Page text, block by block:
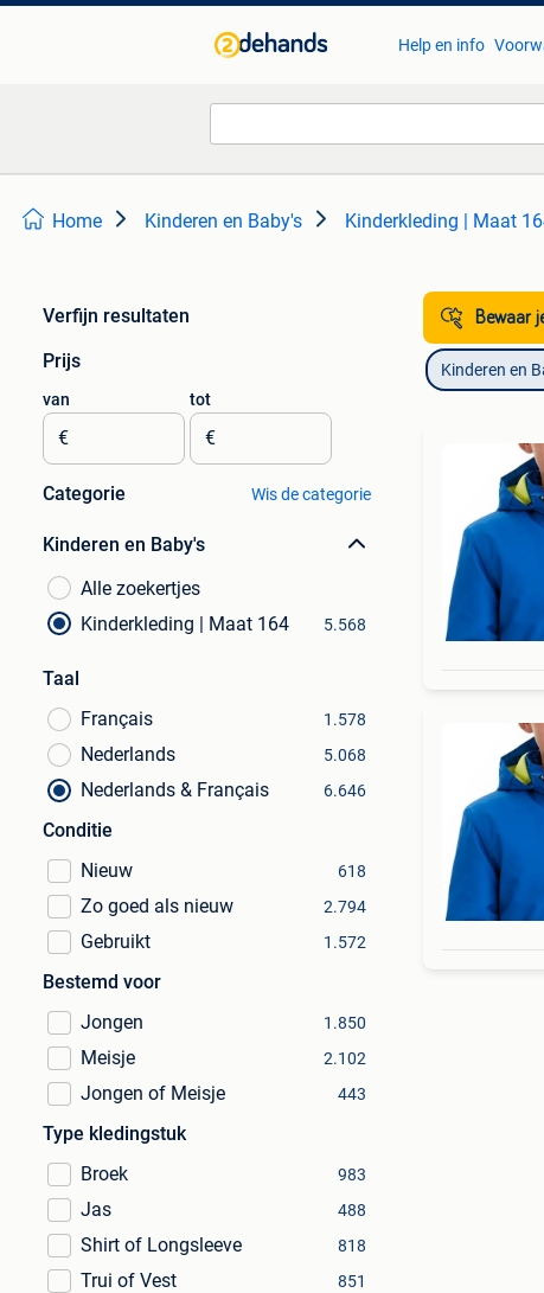
Help en info
Home Kinderen en Baby's Kinderkleding | Maat
Verfijn resultaten
Prijs
van
€
tot
€
Categorie Wis de categorie
Kinderen en Baby's
Alle zoekertjes
Kinderkleding | Maat 164
5.568
Taal
Français
1.578
Nederlands 5.068
Nederlands & Français 6.646
Conditie
Nieuw
618
Zo goed als nieuw 2.794
Gebruikt 1.572
Bestemd voor
Jongen
1.850
Meisje 2.102
Jongen of Meisje 443
Type kledingstuk
Broek
983
Jas 488
Shirt of Longsleeve 818
Trui of Vest 851
Bewaar
Kinderen en